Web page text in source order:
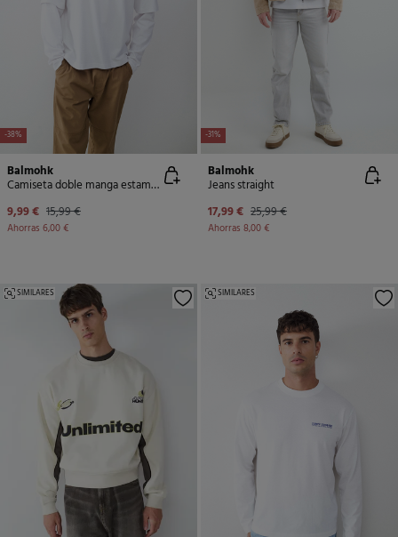
-38%
Balmohk
Camiseta doble manga estampado pizza
9,99 € 15,99 €
Ahorras 6,00 €
-31%
Balmohk
Jeans straight
17,99 € 25,99 €
Ahorras 8,00 €
SIMILARES SIMILARES